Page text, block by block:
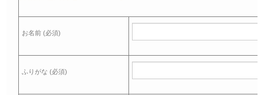
お名前 (必須)
ふりがな (必須)